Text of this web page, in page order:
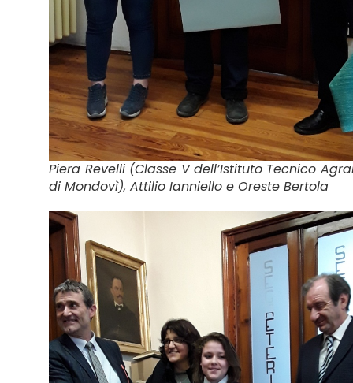
Piera Revelli (Classe V dell’Istituto Tecnico
di Mondovì), Attilio Ianniello e Oreste Bertola